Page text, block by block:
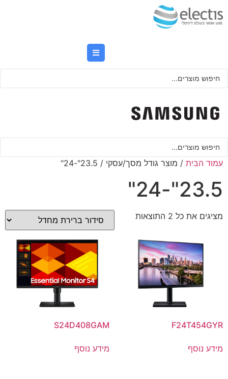
לתוכן
Search
Search
עמוד הבית / מוצר גודל מסך/עסקי / 23.5"-24"
23.5"-24"
מציגים את כל ⁦2⁩ התוצאות
F24T454GYR
מידע נוסף
S24D408GAM
מידע נוסף